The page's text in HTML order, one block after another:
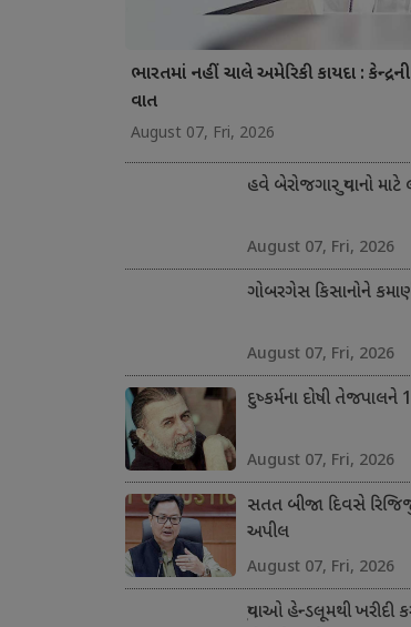
ભારતમાં નહીં ચાલે અમેરિકી કાયદા :
વાત
August 07, Fri, 2026
હવે બેરોજગાર યુવાનો
August 07, Fri, 2026
ગોબરગેસ કિસાનોને
August 07, Fri, 2026
દુષ્કર્મના દોષી તેજપાલને
August 07, Fri, 2026
સતત બીજા દિવસે
અપીલ
August 07, Fri, 2026
યુવાઓ હેન્ડલૂમથી ખરીદી